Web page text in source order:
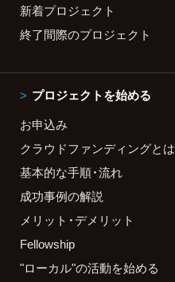
新着プロジェクト
終了間際のプロジェクト
プロジェクトを始める
お申込み
クラウドファンディングとは
基本的な手順・流れ
成功事例の解説
メリット・デメリット
Fellowship
"ローカル"の活動を始める